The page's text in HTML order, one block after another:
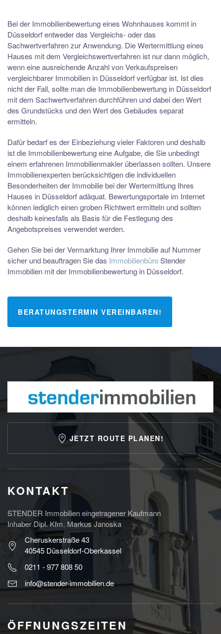
Bei der Immobilienbewertung eines Wohnhauses kommt in
Düsseldorf entweder das Vergleichs- oder das
Sachwertverfahren zur Anwendung. Die Wertermittlung eines
Hauses mit dem Vergleichswertverfahren ist nur dann möglich,
wenn eine ausreichende Anzahl von Verkaufspreisen
vergleichbarer Immobilien in Düsseldorf verfügbar ist. Ist dies
nicht der Fall, sollte man die Immobilienbewertung in Düsseldorf
mit dem Sachwertverfahren durchführen und dabei den Wert
des Grundstücks und den Wert des Gebäudes separat
ermitteln.
Dafür bedarf es der Einbeziehung vieler Faktoren und deshalb
ist die Immobilienbewertung eine Aufgabe, die Sie unbedingt
einem erfahrenen Immobilienmakler überlassen sollten. Unsere
Immobilienexperten berücksichtigen die individuellen
Besonderheiten der Immobilie bei der Wertermittlung Ihres
Hauses in Düsseldorf adäquat. Bewertungsportale im Internet
können lediglich einen groben Richtwert ermitteln und sollten
deshalb keinesfalls als Basis für die Festlegung des
Angebotspreises verwendet werden.
Gehen Sie bei der Vermarktung Ihrer Immobilie auf Nummer
sicher und beauftragen Sie das ImmobilienbüroStender
Immobilien mit der Immobilienbewertung in Düsseldorf.
BERATUNGSTERMIN VEREINBAREN!
JETZT ROUTE PLANEN!
KONTAKT
STENDER Immobilien eingetragener Kaufmann
Inhaber Dipl. Kfm. Markus Janoska
Cheruskerstraße 43
40545 Düsseldorf-Oberkassel
0211 - 977 808 50
info@stender-immobilien.de
ÖFFNUNGSZEITEN